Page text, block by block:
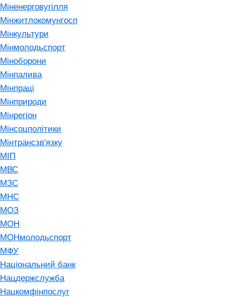
Міненерговугілля
Мінжитлокомунгосп
Мінкультури
Мінмолодьспорт
Міноборони
Мінпалива
Мінпраці
Мінприроди
Мінрегіон
Мінсоцполітики
Мінтрансзв'язку
МІП
МВС
МЗС
МНС
МОЗ
МОН
МОНмолодьспорт
МФУ
Національний банк
Нацдержслужба
Нацкомфінпослуг